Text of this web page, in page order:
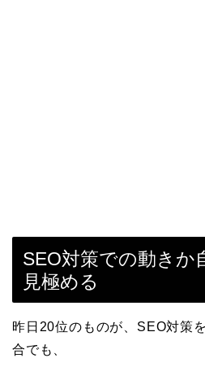
SEO対策での動きか
見極める
昨日20位のものが、SEO対策
合でも、